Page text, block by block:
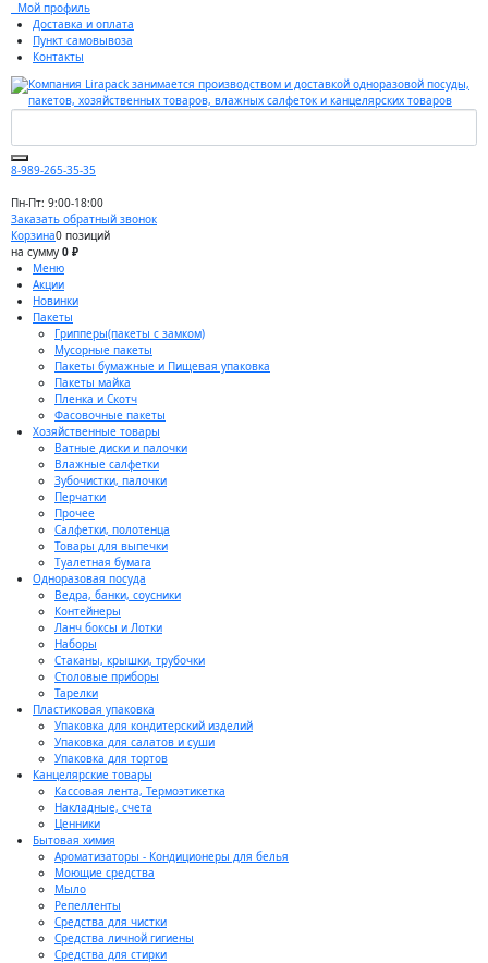
Мой профиль
Доставка и оплата
Пункт самовывоза
Контакты
8-989-265-35-35
Пн-Пт: 9:00-18:00
Заказать обратный звонок
Корзина0 позиций
на сумму 0 ₽
Меню
Акции
Новинки
Пакеты
Грипперы(пакеты с замком)
Мусорные пакеты
Пакеты бумажные и Пищевая упаковка
Пакеты майка
Пленка и Скотч
Фасовочные пакеты
Хозяйственные товары
Ватные диски и палочки
Влажные салфетки
Зубочистки, палочки
Перчатки
Прочее
Салфетки, полотенца
Товары для выпечки
Туалетная бумага
Одноразовая посуда
Ведра, банки, соусники
Контейнеры
Ланч боксы и Лотки
Наборы
Стаканы, крышки, трубочки
Столовые приборы
Тарелки
Пластиковая упаковка
Упаковка для кондитерский изделий
Упаковка для салатов и суши
Упаковка для тортов
Канцелярские товары
Кассовая лента, Термоэтикетка
Накладные, счета
Ценники
Бытовая химия
Ароматизаторы - Кондиционеры для белья
Моющие средства
Мыло
Репелленты
Средства для чистки
Средства личной гигиены
Средства для стирки